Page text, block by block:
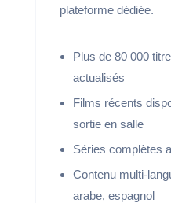
plateforme dédiée.
Plus de 80 000
actualisés
Films récents
sortie en salle
Séries complètes
Contenu multi-
arabe, espagnol